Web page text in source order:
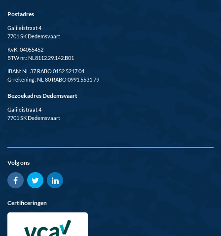
Postadres
Galileistraat 4
7701 SK Dedemsvaart
KvK: 04055452
BTW nr.: NL8112.29.142.B01
IBAN: NL 37 RABO 0152 5217 04
G-rekening: NL 80 RABO 0991 5531 79
Bezoekadres Dedemsvaart
Galileistraat 4
7701 SK Dedemsvaart
Volg ons
Certificeringen